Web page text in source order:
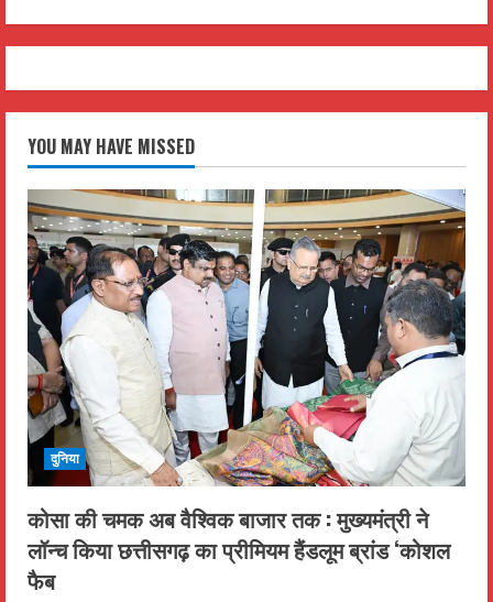
YOU MAY HAVE MISSED
दुनिया
कोसा की चमक अब वैश्विक बाजार तक : मुख्यमंत्री ने
लॉन्च किया छत्तीसगढ़ का प्रीमियम हैंडलूम ब्रांड ‘कोशल
फैब